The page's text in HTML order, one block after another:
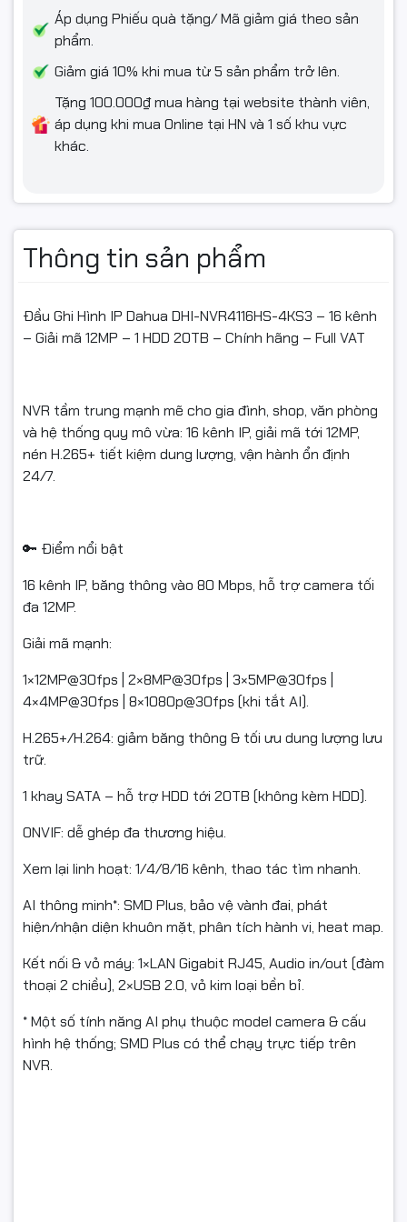
Áp dụng Phiếu quà tặng/ Mã giảm giá theo sản
phẩm.
Giảm giá 10% khi mua từ 5 sản phẩm trở lên.
Tặng 100.000₫ mua hàng tại website thành viên,
áp dụng khi mua Online tại HN và 1 số khu vực
khác.
Thông tin sản phẩm
Đầu Ghi Hình IP Dahua DHI-NVR4116HS-4KS3 – 16 kênh
– Giải mã 12MP – 1 HDD 20TB – Chính hãng – Full VAT
NVR tầm trung mạnh mẽ cho gia đình, shop, văn phòng
và hệ thống quy mô vừa: 16 kênh IP, giải mã tới 12MP,
nén H.265+ tiết kiệm dung lượng, vận hành ổn định
24/7.
🔑 Điểm nổi bật
16 kênh IP, băng thông vào 80 Mbps, hỗ trợ camera tối
đa 12MP.
Giải mã mạnh:
1×12MP@30fps | 2×8MP@30fps | 3×5MP@30fps |
4×4MP@30fps | 8×1080p@30fps (khi tắt AI).
H.265+/H.264: giảm băng thông & tối ưu dung lượng lưu
trữ.
1 khay SATA – hỗ trợ HDD tới 20TB (không kèm HDD).
ONVIF: dễ ghép đa thương hiệu.
Xem lại linh hoạt: 1/4/8/16 kênh, thao tác tìm nhanh.
AI thông minh*: SMD Plus, bảo vệ vành đai, phát
hiện/nhận diện khuôn mặt, phân tích hành vi, heat map.
Kết nối & vỏ máy: 1×LAN Gigabit RJ45, Audio in/out (đàm
thoại 2 chiều), 2×USB 2.0, vỏ kim loại bền bỉ.
* Một số tính năng AI phụ thuộc model camera & cấu
hình hệ thống; SMD Plus có thể chạy trực tiếp trên
NVR.
Dự án cần độ phân giải cao (đến 12MP) và lưu trữ dài ngày.
🧾 Dịch vụ & Bảo hành
Hàng Dahua chính hãng – Mới 100% – Full VAT
📦 Điều kiện hoàn hàng
đập/lỗi vận chuyển.
Nếu chưa dùng được, vui lòng liên hệ kỹ thuật để được hỗ
Hàng hoàn cần nguyên trạng, không trầy xước/hư hỏng, đủ
phụ kiện/tem/hộp/serial.
Chỉ hỗ trợ đổi/hoàn khi sản phẩm còn giá trị sử dụng & trong
#daughiDahua #NVRDahua #DHI_NVR4116HS4KS3
#FullVAT #NgocThoComputer